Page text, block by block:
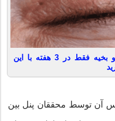
کاهش چشمگیر جای زخم و بخیه فقط در 3 هفته با این
آن توسط محققان پنل بین